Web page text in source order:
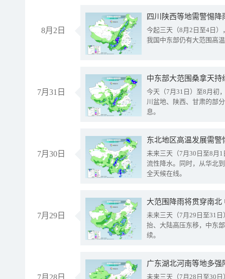
8月2日
今起三天（8月2日至4日
我国中东部仍有大范围高
7月31日
中东部大范围桑拿天
今天（7月31日）至8月初
川盆地、陕西、甘肃的部
息。
7月30日
东北地区高温发展需
未来三天（7月30日至8月
流性降水。同时，从华北
全天候在线。
7月29日
大范围降雨将贯穿南
未来三天（7月29日至31
抬、大陆高压东移，中东
续。
7月28日
广东湖北河南等地多
未来三天（7月28日至30